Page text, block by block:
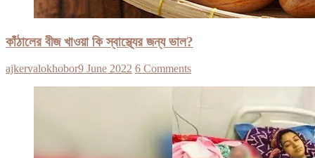
কাঁঠালের বীজ খাওয়া কি স্বাস্থ্যের জন্য ভাল?
ajkervalokhobor9 June 2022 6 Comments